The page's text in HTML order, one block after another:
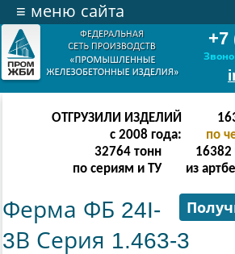
+7
≡ меню сайта
ОТГРУЗИЛИ ИЗДЕЛИЙ
с 2008 года:
по
65532 тонн
по сериям и ТУ
32766
из
Ферма ФБ 24I-
3В Серия 1.463-3